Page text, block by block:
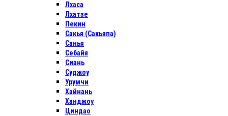
Лхаса
Лхатзе
Пекин
Сакья (Сакьяпа)
Санья
Себайя
Сиань
Суджоу
Урумчи
Хайнань
Ханджоу
Циндао